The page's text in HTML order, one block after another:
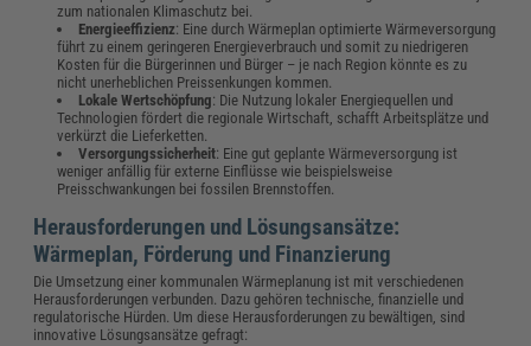
zum nationalen Klimaschutz bei.
Energieeffizienz: Eine durch Wärmeplan optimierte Wärmeversorgung
führt zu einem geringeren Energieverbrauch und somit zu niedrigeren
Kosten für die Bürgerinnen und Bürger – je nach Region könnte es zu
nicht unerheblichen Preissenkungen kommen.
Lokale Wertschöpfung: Die Nutzung lokaler Energiequellen und
Technologien fördert die regionale Wirtschaft, schafft Arbeitsplätze und
verkürzt die Lieferketten.
Versorgungssicherheit: Eine gut geplante Wärmeversorgung ist
weniger anfällig für externe Einflüsse wie beispielsweise
Preisschwankungen bei fossilen Brennstoffen.
Herausforderungen und Lösungsansätze:
Wärmeplan, Förderung und Finanzierung
Die Umsetzung einer kommunalen Wärmeplanung ist mit verschiedenen
Herausforderungen verbunden. Dazu gehören technische, finanzielle und
regulatorische Hürden. Um diese Herausforderungen zu bewältigen, sind
innovative Lösungsansätze gefragt: